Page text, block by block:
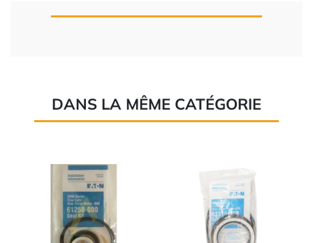
DANS LA MÊME CATÉGORIE